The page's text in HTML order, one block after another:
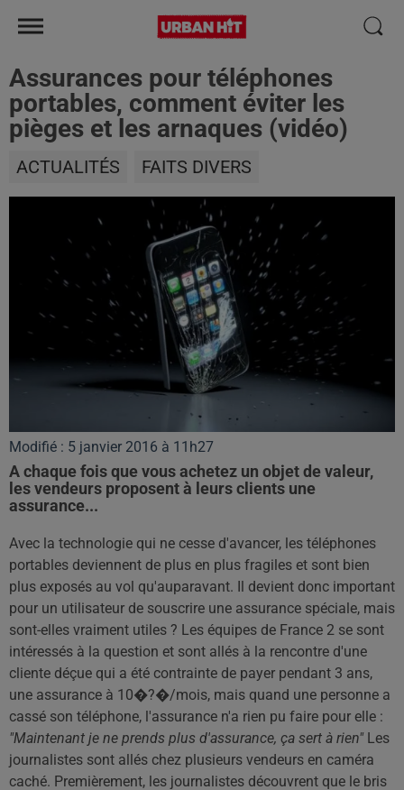
Assurances pour téléphones
portables, comment éviter les
pièges et les arnaques (vidéo)
ACTUALITÉS FAITS DIVERS
Modifié : 5 janvier 2016 à 11h27
A chaque fois que vous achetez un objet de valeur,
les vendeurs proposent à leurs clients une
assurance...
Avec la technologie qui ne cesse d'avancer, les téléphones
portables deviennent de plus en plus fragiles et sont bien
plus exposés au vol qu'auparavant. Il devient donc important
pour un utilisateur de souscrire une assurance spéciale, mais
sont-elles vraiment utiles ? Les équipes de France 2 se sont
intéressés à la question et sont allés à la rencontre d'une
cliente déçue qui a été contrainte de payer pendant 3 ans,
une assurance à 10�?�/mois, mais quand une personne a
cassé son téléphone, l'assurance n'a rien pu faire pour elle :
"Maintenant je ne prends plus d'assurance, ça sert à rien" Les
journalistes sont allés chez plusieurs vendeurs en caméra
caché. Premièrement, les journalistes découvrent que le bris